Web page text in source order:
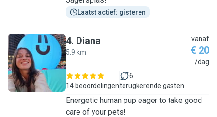
Laatst actief: gisteren
D
4. Diana
5.9 km
vanaf
€ 20
/dag
14 beoordelingen
6
terugkerende gasten
Energetic human pup eager to take good
care of your pets!